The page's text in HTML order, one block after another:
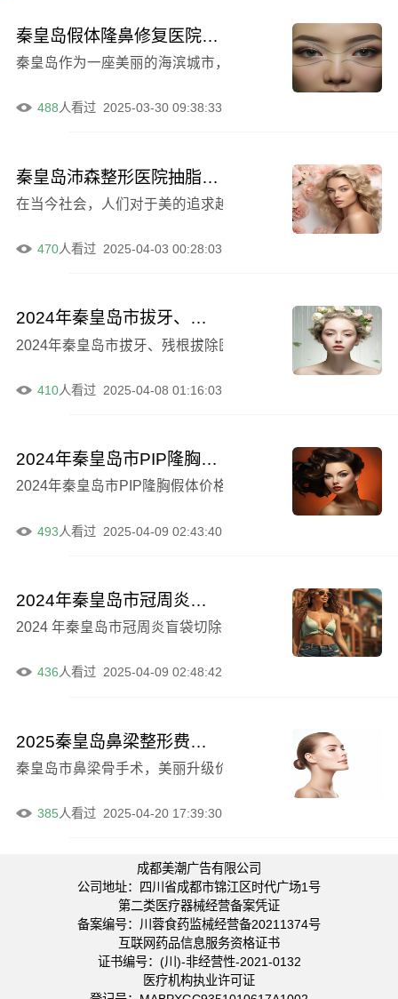
秦皇岛假体隆鼻修复医院排行：贝值医疗美容技术佳价优
秦皇岛作为一座美丽的海滨城市，吸引了众多游客前来观光
2025-03-30 09:38:33
488人看过
秦皇岛沛森整形医院抽脂塑形手术效果令人惊叹
在当今社会，人们对于美的追求越来越高，整形手术也成为
2025-04-03 00:28:03
470人看过
2024年秦皇岛市拔牙、残根拔除医院排名前十强是否靠谱-秦皇岛市拔牙、残根拔除口腔医院探秘
2024年秦皇岛市拔牙、残根拔除医院排名前十强是否靠谱
2025-04-08 01:16:03
410人看过
2024年秦皇岛市PIP隆胸假体价格一览更新-秦皇岛市PIP隆胸假体价格大约是多少呢
2024年秦皇岛市PIP隆胸假体价格一览更新，这是许多关注
2025-04-09 02:43:40
493人看过
2024年秦皇岛市冠周炎盲袋切除医院排名前十强重磅揭晓-秦皇岛市冠周炎盲袋切除口腔医院
2024 年秦皇岛市冠周炎盲袋切除医院排名前十强重磅分享
2025-04-09 02:48:42
436人看过
2025秦皇岛鼻梁整形费用一览，热门咨询抢先看（2025年均价：33193元）
秦皇岛市鼻梁骨手术，美丽升级价格抢先看！2024年均价
2025-04-20 17:39:30
385人看过
成都美潮广告有限公司
公司地址：四川省成都市锦江区时代广场1号
第二类医疗器械经营备案凭证
备案编号：川蓉食药监械经营备20211374号
互联网药品信息服务资格证书
证书编号：(川)-非经营性-2021-0132
医疗机构执业许可证